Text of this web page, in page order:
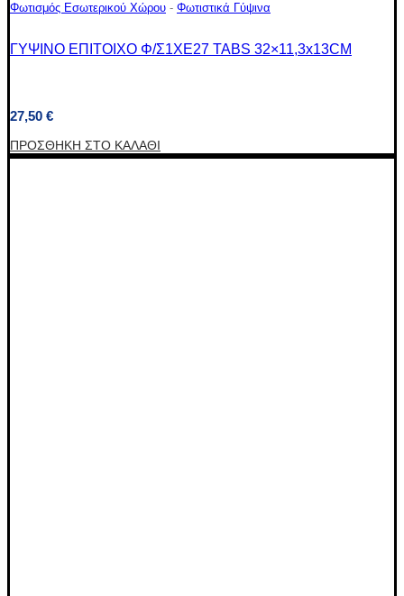
Φωτισμός Εσωτερικού Χώρου - Φωτιστικά Γύψινα
ΓΥΨΙΝΟ ΕΠΙΤΟΙΧΟ Φ/Σ1XΕ27 TABS 32×11,3x13CM
27,50 €
ΠΡΟΣΘΉΚΗ ΣΤΟ ΚΑΛΆΘΙ